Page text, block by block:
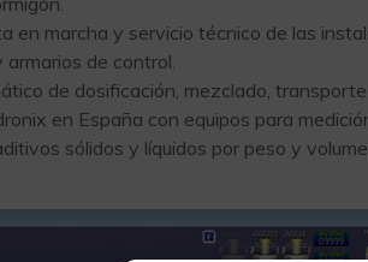
en marcha y servicio técnico de las
de control.
de dosificación, mezclado,
en España con equipos para
sólidos y líquidos por peso y